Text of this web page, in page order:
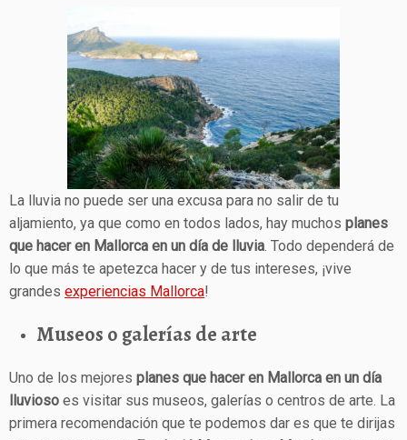
La lluvia no puede ser una excusa para no salir de tu
aljamiento, ya que como en todos lados, hay muchos planes
que hacer en Mallorca en un día de lluvia. Todo dependerá de
lo que más te apetezca hacer y de tus intereses, ¡vive
grandes experiencias Mallorca!
Museos o galerías de arte
Uno de los mejores planes que hacer en Mallorca en un día
lluvioso es visitar sus museos, galerías o centros de arte. La
primera recomendación que te podemos dar es que te dirijas